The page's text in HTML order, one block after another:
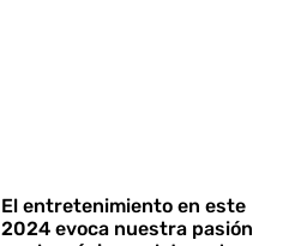
El entretenimiento en este
2024 evoca nuestra pasión